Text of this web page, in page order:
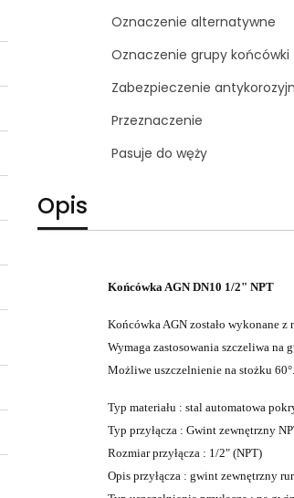
Oznaczenie alternatywne
Oznaczenie grupy końcówki
Zabezpieczenie
Przeznaczenie
Pasuje do węży
Opis
Końcówka AGN DN10 1/2" NPT
Końcówka AGN zostało wykonane
Wymaga zastosowania szczeliwa na
Możliwe uszczelnienie na stożku
Typ materiału : stal automatowa
Typ przyłącza : Gwint zewnętrzny
Rozmiar przyłącza : 1/2" (NPT)
Opis przyłącza : gwint zewnętrzny